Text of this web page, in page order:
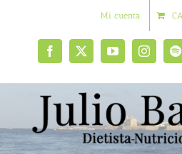
Mi cuenta
Facebook
X YouTubeInstagram